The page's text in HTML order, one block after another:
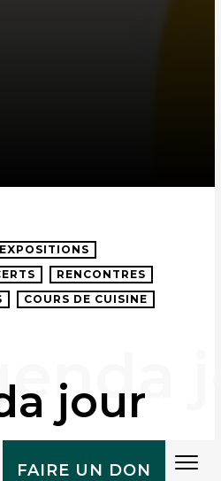
FAIRE UN DON
EXPOSITIONS
RENCONTRES
COURS DE CUISINE
jour